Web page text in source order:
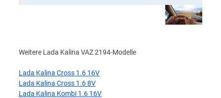
Weitere Lada Kalina VAZ 2194-Modelle
Lada Kalina Cross 1.6 16V
Lada Kalina Cross 1.6 8V
Lada Kalina Kombi 1.6 16V